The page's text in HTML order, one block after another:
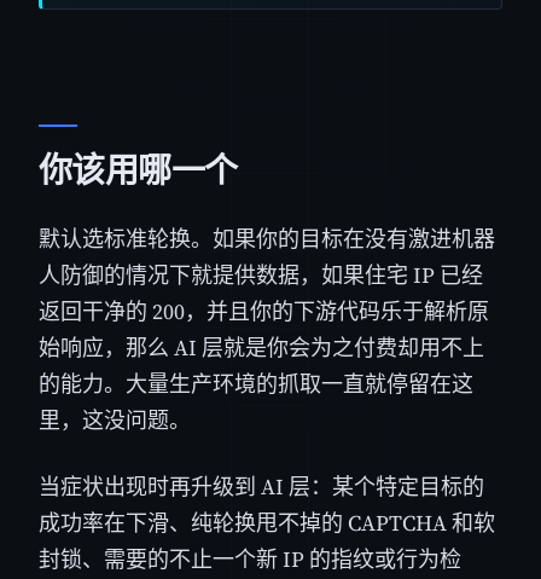
你该用哪一个
默认选标准轮换。如果你的目标在没有激进机器
人防御的情况下就提供数据，如果住宅 IP 已经
返回干净的 200，并且你的下游代码乐于解析原
始响应，那么 AI 层就是你会为之付费却用不上
的能力。大量生产环境的抓取一直就停留在这
里，这没问题。
当症状出现时再升级到 AI 层：某个特定目标的
成功率在下滑、纯轮换甩不掉的 CAPTCHA 和软
封锁、需要的不止一个新 IP 的指纹或行为检